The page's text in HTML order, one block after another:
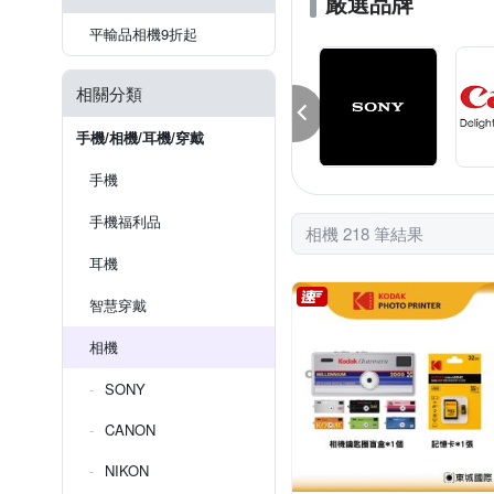
平輸品相機9折起
相關分類
手機/相機/耳機/穿戴
手機
手機福利品
耳機
智慧穿戴
相機
SONY
CANON
NIKON
相機 218 筆結果